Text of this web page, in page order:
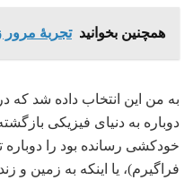
همچنین بخوانید تجربۀ مرور
به من این انتخاب داده شد که
دوباره به دنیای فیزیکی
خودکشی رسانده بود را دوباره
فراگیرم)، یا اینکه به زمین و